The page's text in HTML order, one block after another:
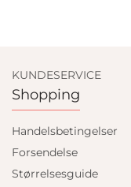
KUNDESERVICE
Shopping
Handelsbetingelser
Forsendelse
Størrelsesguide